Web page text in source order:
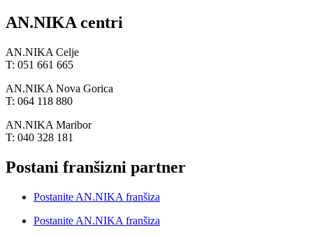
AN.NIKA centri
AN.NIKA Celje
T: 051 661 665
AN.NIKA Nova Gorica
T: 064 118 880
AN.NIKA Maribor
T: 040 328 181
Postani franšizni partner
Postanite AN.NIKA franšiza
Postanite AN.NIKA franšiza